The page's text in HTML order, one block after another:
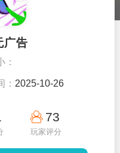
广告
：
： 2025-10-26
73
玩家评分